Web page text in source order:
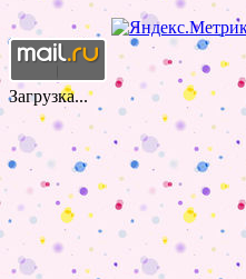
Загрузка...